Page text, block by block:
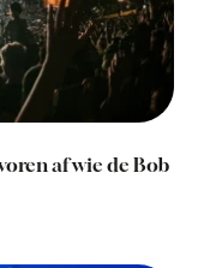
af wie de Bob